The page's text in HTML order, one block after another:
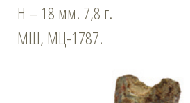
Н – 18 мм. 7,8 г.
МШ, МЦ-1787.